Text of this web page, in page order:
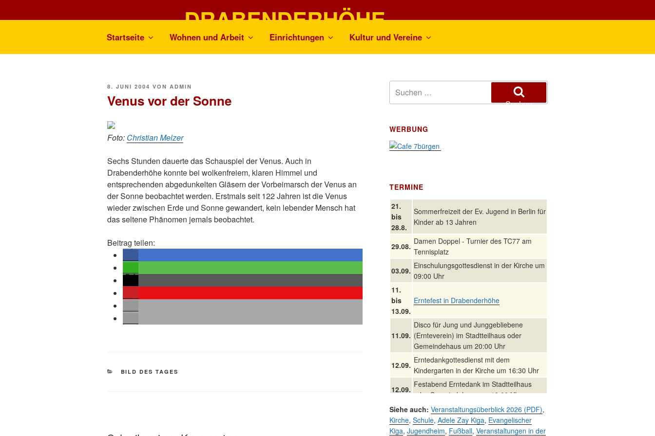
DRABENDERHÖHE
Ortschaft der Stadt Wiehl
Startseite Wohnen und Arbeit Einrichtungen Kultur und Vereine
VERÖFFENTLICHT
8. JUNI 2004 VON ADMIN
Venus vor der Sonne
Foto: Christian Melzer
Sechs Stunden dauerte das Schauspiel der Venus. Auch in
Drabenderhöhe konnte bei wolkenfreiem, klaren Himmel und
entsprechenden abgedunkelten Gläsern der Vorbeimarsch der Venus an
der Sonne beobachtet werden. Erstmals seit 122 Jahren ist die Venus
wieder zwischen Erde und Sonne gewandert, kein lebender Mensch hat
das seltene Phänomen jemals beobachtet.
Beitrag teilen:
KATEGORIEN
BILD DES TAGES
nach:
Suchen
WERBUNG
TERMINE
21.
bis
28.8.
Sommerfreizeit der Ev. Jugend in Berlin für
Kinder ab 13 Jahren
29.08.
Damen Doppel - Turnier des TC77 am
Tennisplatz
03.09.
Einschulungsgottesdienst in der Kirche um
09:00 Uhr
11.
bis
13.09.
Erntefest in Drabenderhöhe
11.09.
Disco für Jung und Junggebliebene
(Ernteverein) im Stadtteilhaus oder
Gemeindehaus um 20:00 Uhr
12.09.
Erntedankgottesdienst mit dem
Kindergarten in der Kirche um 16:30 Uhr
12.09.
Festabend Erntedank im Stadtteilhaus
oder Gemeindehaus um 19:00 Uhr
13.09.
Umzug und Feier zum Erntedankfest am
Stadtteilhaus um 14:00 Uhr
Schlagerabend im Stadtteilhaus
Siehe auch: Veranstaltungsüberblick 2026 (PDF),
Kirche, Schule, Adele Zay Kiga, Evangelischer
Kiga, Jugendheim, Fußball, Veranstaltungen in der